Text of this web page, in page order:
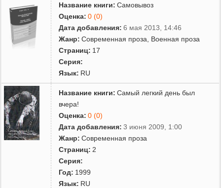
Название книги: Самовывоз
Оценка: 0 (0)
Дата добавления: 6 мая 2013, 14:46
Жанр: Современная проза
Военная проза
Страниц: 17
Серия:
Язык: RU
Название книги: Самый легкий день был
вчера!
Оценка: 0 (0)
Дата добавления: 3 июня 2009, 1:00
Жанр: Современная проза
Страниц: 2
Серия:
Год: 1999
Язык: RU